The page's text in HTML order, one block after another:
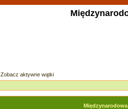
Zobacz aktywne wątki